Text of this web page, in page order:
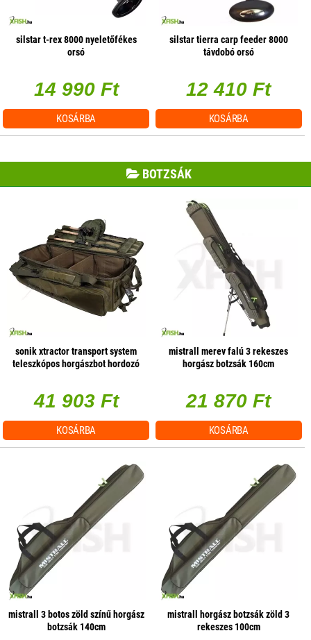
silstar t-rex 8000 nyeletőfékes
orsó
14 990 Ft
KOSÁRBA
silstar tierra carp feeder 8000
távdobó orsó
12 410 Ft
KOSÁRBA
BOTZSÁK
sonik xtractor transport system
teleszkópos horgászbot hordozó
41 903 Ft
KOSÁRBA
mistrall merev falú 3 rekeszes
horgász botzsák 160cm
21 870 Ft
KOSÁRBA
mistrall 3 botos zöld színű horgász
botzsák 140cm
mistrall horgász botzsák zöld 3
rekeszes 100cm